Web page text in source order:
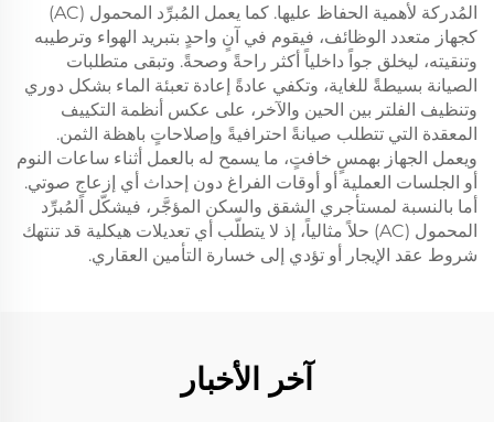
المُدركة لأهمية الحفاظ عليها. كما يعمل المُبرِّد المحمول (AC)
كجهاز متعدد الوظائف، فيقوم في آنٍ واحدٍ بتبريد الهواء وترطيبه
وتنقيته، ليخلق جواً داخلياً أكثر راحةً وصحةً. وتبقى متطلبات
الصيانة بسيطةً للغاية، وتكفي عادةً إعادة تعبئة الماء بشكل دوري
وتنظيف الفلتر بين الحين والآخر، على عكس أنظمة التكييف
المعقدة التي تتطلب صيانةً احترافيةً وإصلاحاتٍ باهظة الثمن.
ويعمل الجهاز بهمسٍ خافتٍ، ما يسمح له بالعمل أثناء ساعات النوم
أو الجلسات العملية أو أوقات الفراغ دون إحداث أي إزعاجٍ صوتي.
أما بالنسبة لمستأجري الشقق والسكن المؤجَّر، فيشكّل المُبرِّد
المحمول (AC) حلاً مثالياً، إذ لا يتطلّب أي تعديلات هيكلية قد تنتهك
شروط عقد الإيجار أو تؤدي إلى خسارة التأمين العقاري.
آخر الأخبار